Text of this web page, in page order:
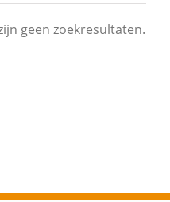
geen zoekresultaten.